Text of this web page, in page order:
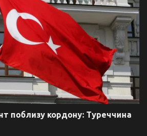
поблизу кордону: Туреччина